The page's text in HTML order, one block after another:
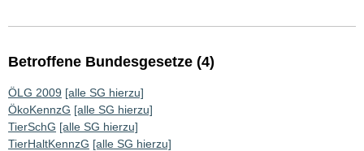
Betroffene Bundesgesetze (4)
ÖLG 2009 [alle SG hierzu]
ÖkoKennzG [alle SG hierzu]
TierSchG [alle SG hierzu]
TierHaltKennzG [alle SG hierzu]